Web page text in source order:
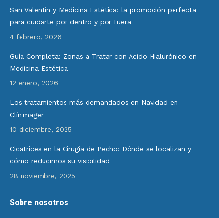
San Valentín y Medicina Estética: la promoción perfecta
para cuidarte por dentro y por fuera
4 febrero, 2026
Guía Completa: Zonas a Tratar con Ácido Hialurónico en
Medicina Estética
12 enero, 2026
Los tratamientos más demandados en Navidad en
Clínimagen
10 diciembre, 2025
Cicatrices en la Cirugía de Pecho: Dónde se localizan y
cómo reducimos su visibilidad
28 noviembre, 2025
Sobre nosotros